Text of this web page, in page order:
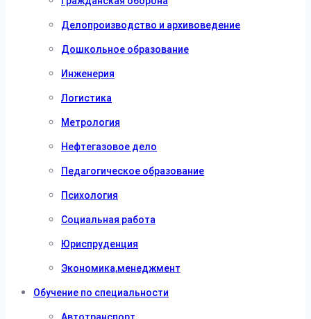
Делопроизводство и архивоведение
Дошкольное образование
Инженерия
Логистика
Метрология
Нефтегазовое дело
Педагогическое образование
Психология
Социальная работа
Юриспруденция
Экономика,менеджмент
Обучение по специальности